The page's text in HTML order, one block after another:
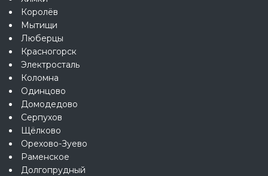
Королёв
Мытищи
Люберцы
Красногорск
Электросталь
Коломна
Одинцово
Домодедово
Серпухов
Щёлково
Орехово-Зуево
Раменское
Долгопрудный